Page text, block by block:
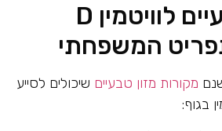
מקורות טבעיים לוויטמין D
המשפחתי
מקורות מזון טבעיים שיכולים לסייע
בגוף: